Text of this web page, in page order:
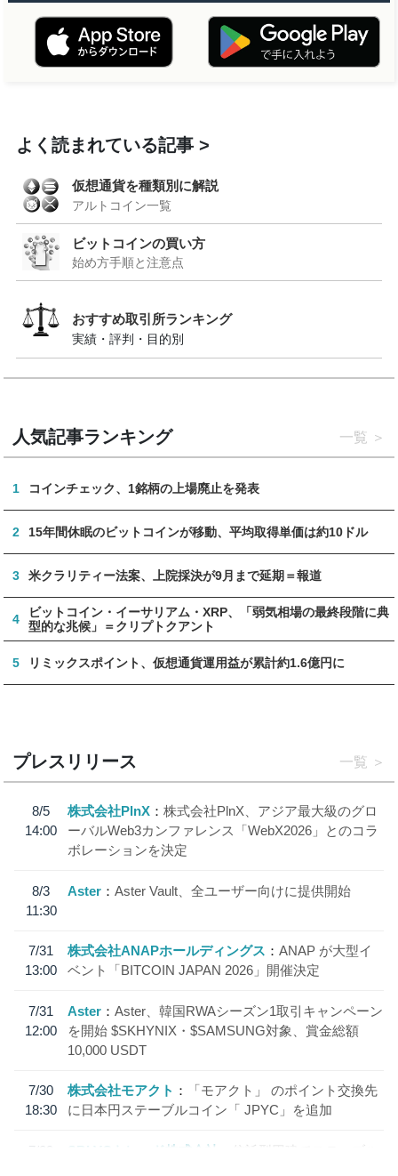
よく読まれている記事
仮想通貨を種類別に解説
アルトコイン一覧
ビットコインの買い方
始め方手順と注意点
おすすめ取引所ランキング
実績・評判・目的別
人気記事ランキング 一覧
1 コインチェック、1銘柄の上場廃止を発表
2 15年間休眠のビットコインが移動、平均取得単価は約10ドル
3 米クラリティー法案、上院採決が9月まで延期＝報道
4
ビットコイン・イーサリアム・XRP、「弱気相場の最終段階に典
型的な兆候」＝クリプトクアント
5 リミックスポイント、仮想通貨運用益が累計約1.6億円に
プレスリリース 一覧
8/5
14:00
株式会社PlnX
株式会社PlnX、アジア最大級のグロ
ーバルWeb3カンファレンス「WebX2026」とのコラ
ボレーションを決定
8/3
11:30
Aster Aster Vault、全ユーザー向けに提供開始
7/31
13:00
株式会社ANAPホールディングス
ANAP が大型イ
ベント「BITCOIN JAPAN 2026」開催決定
7/31
12:00
Aster
Aster、韓国RWAシーズン1取引キャンペーン
を開始 $SKHYNIX・$SAMSUNG対象、賞金総額
10,000 USDT
7/30
18:30
株式会社モアクト
「モアクト」 のポイント交換先
に日本円ステーブルコイン「 JPYC」を追加
7/29
SBI VCトレード株式会社
信託型円建てステーブル